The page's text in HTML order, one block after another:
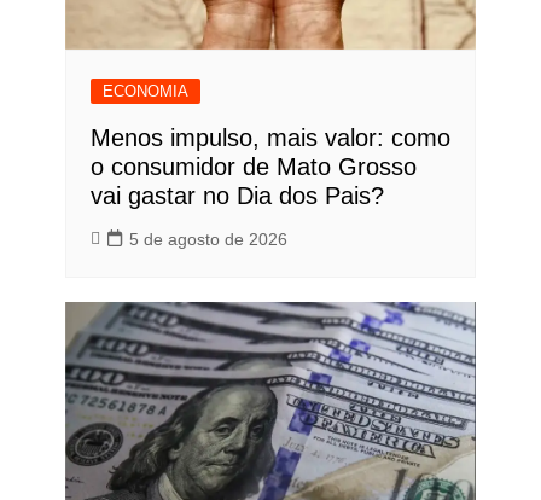
ECONOMIA
Menos impulso, mais valor: como
o consumidor de Mato Grosso
vai gastar no Dia dos Pais?
5 de agosto de 2026